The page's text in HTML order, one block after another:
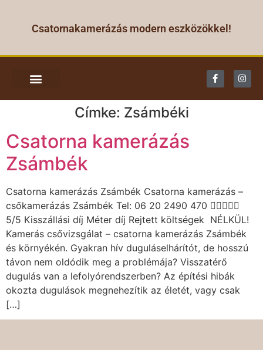
Csatornakamerázás modern eszközökkel!
Címke: Zsámbéki
Csatorna kamerázás
Zsámbék
Csatorna kamerázás Zsámbék Csatorna kamerázás –
csőkamerázás Zsámbék Tel: 06 20 2490 470 
5/5 Kisszállási díj Méter díj Rejtett költségek NÉLKÜL!
Kamerás csővizsgálat – csatorna kamerázás Zsámbék
és környékén. Gyakran hív duguláselhárítót, de hosszú
távon nem oldódik meg a problémája? Visszatérő
dugulás van a lefolyórendszerben? Az építési hibák
okozta dugulások megnehezítik az életét, vagy csak
[…]